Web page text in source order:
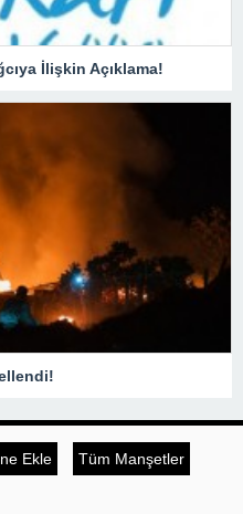
İlişkin Açıklama!
Ekle Tüm Manşetler